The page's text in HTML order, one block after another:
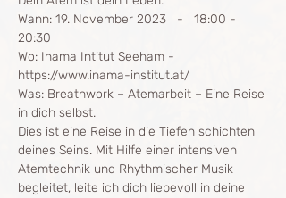
Wann: 19. November 2023   -   18:00 -
20:30
Wo: Inama Intitut Seeham -
https://www.inama-institut.at/
Was: Breathwork – Atemarbeit – Eine Reise
in dich selbst.
Dies ist eine Reise in die Tiefen schichten
deines Seins. Mit Hilfe einer intensiven
Atemtechnik und Rhythmischer Musik
begleitet, leite ich dich liebevoll in deine